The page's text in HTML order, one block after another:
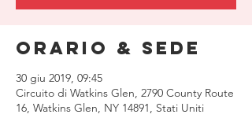
Orario & Sede
30 giu 2019, 09:45
Circuito di Watkins Glen, 2790 County Route
16, Watkins Glen, NY 14891, Stati Uniti